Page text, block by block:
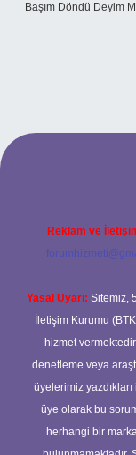
Başım Döndü Deyim
Reklam ve
Yasal Uyarı: Sitemiz,
İletişim Kurumu
hizmet
denetleme veya
üyelerimiz
üye olarak bu
herhangi bir